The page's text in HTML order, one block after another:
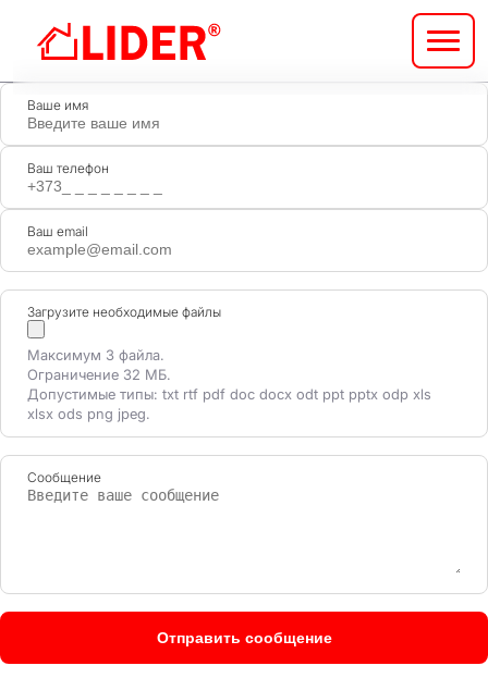
основному
содержанию
Ваше имя
Ваш телефон
Ваш email
Загрузите необходимые файлы
Максимум 3 файла.
Ограничение 32 МБ.
Допустимые типы: txt rtf pdf doc docx odt ppt pptx odp xls
xlsx ods png jpeg.
Сообщение